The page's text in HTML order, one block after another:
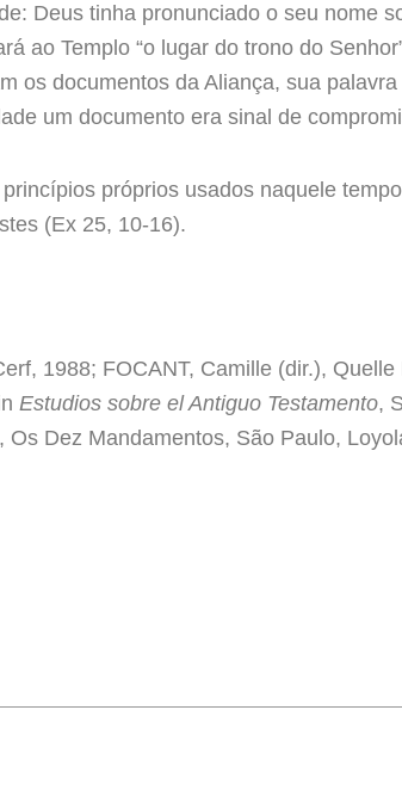
Deus tinha pronunciado o seu nome
ao Templo “o lugar do trono do
os documentos da Aliança, sua
um documento era sinal de
próprios usados naquele
(Ex 25, 10-16).
1988; FOCANT, Camille (dir.),
Estudios sobre el Antiguo Testamento,
Dez Mandamentos, São Paulo,